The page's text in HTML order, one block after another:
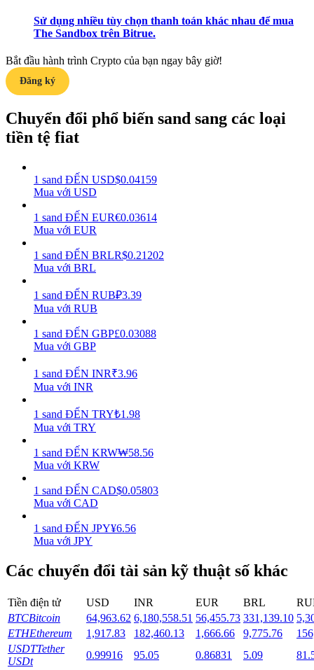
Earn
Power Piggy
Làm cho tài sản của bạn tăng giá trị đều đặn
Staking
Lợi nhuận cao và truy cập ngay lập tức
Launchpool
Đặt cọc linh hoạt để kiếm được các token phổ biến.
Sử dụng nhiều tùy chọn thanh toán khác nhau để mua
The Sandbox trên Bitrue.
Bắt đầu hành trình Crypto của bạn ngay bây giờ!
Đăng ký
Chuyển đổi phổ biến sand sang các loại
tiền tệ fiat
1 sand ĐẾN USD$0.04159
Mua với USD
1 sand ĐẾN EUR€0.03614
Mua với EUR
1 sand ĐẾN BRLR$0.21202
Mua với BRL
1 sand ĐẾN RUB₽3.39
Mua với RUB
1 sand ĐẾN GBP£0.03088
Mua với GBP
1 sand ĐẾN INR₹3.96
Mua với INR
1 sand ĐẾN TRY₺1.98
Mua với TRY
1 sand ĐẾN KRW₩58.56
Mua với KRW
1 sand ĐẾN CAD$0.05803
Mua với CAD
1 sand ĐẾN JPY¥6.56
Mua với JPY
Các chuyển đổi tài sản kỹ thuật số khác
Tiền điện tử USD INR EUR BRL
BTCBitcoin 64,963.62 6,180,558.51 56,455.73 331,139.10
ETHEthereum 1,917.83 182,460.13 1,666.66 9,775.76
USDTTether
USDt
0.99916 95.05 0.86831 5.09